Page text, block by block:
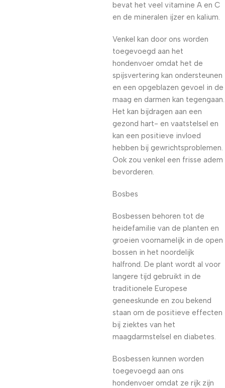
bevat het veel vitamine A en C
en de mineralen ijzer en kalium.
Venkel kan door ons worden
toegevoegd aan het
hondenvoer omdat het de
spijsvertering kan ondersteunen
en een opgeblazen gevoel in de
maag en darmen kan tegengaan.
Het kan bijdragen aan een
gezond hart- en vaatstelsel en
kan een positieve invloed
hebben bij gewrichtsproblemen.
Ook zou venkel een frisse adem
bevorderen.
Bosbes
Bosbessen behoren tot de
heidefamilie van de planten en
groeien voornamelijk in de open
bossen in het noordelijk
halfrond. De plant wordt al voor
langere tijd gebruikt in de
traditionele Europese
geneeskunde en zou bekend
staan om de positieve effecten
bij ziektes van het
maagdarmstelsel en diabetes.
Bosbessen kunnen worden
toegevoegd aan ons
hondenvoer omdat ze rijk zijn